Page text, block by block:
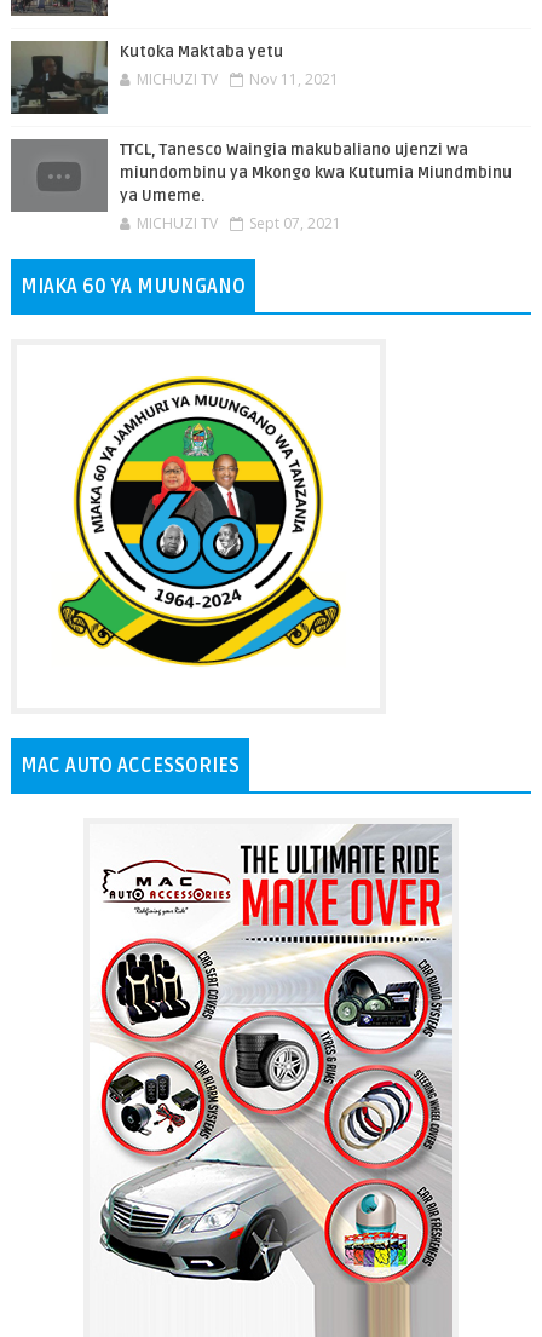
Kutoka Maktaba yetu
MICHUZI TV Nov 11, 2021
TTCL, Tanesco Waingia makubaliano ujenzi wa
miundombinu ya Mkongo kwa Kutumia Miundmbinu
ya Umeme.
MICHUZI TV Sept 07, 2021
MIAKA 60 YA MUUNGANO
MAC AUTO ACCESSORIES